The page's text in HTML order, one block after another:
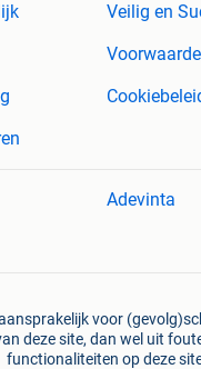
Veilig en
Adevinta
voor
deze site, dan wel uit
functionaliteiten op deze